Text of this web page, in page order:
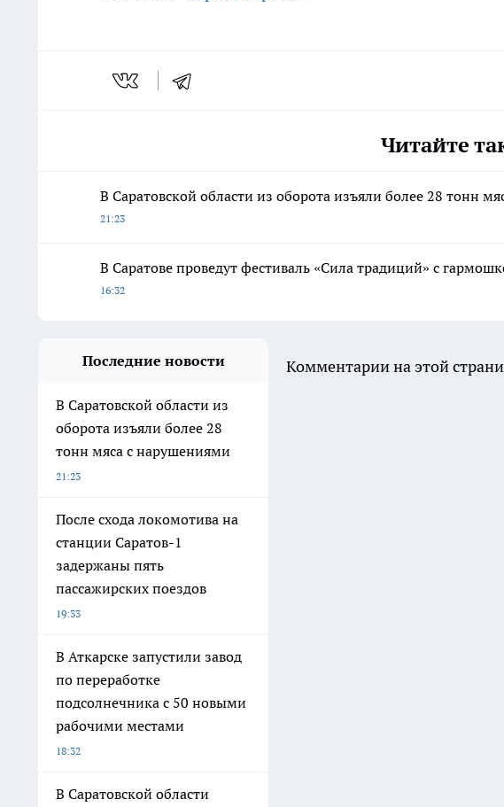
Читайте
В Саратовской области из оборота изъяли более 28 тонн
21:23
В Саратове проведут фестиваль «Сила традиций» с
16:32
Последние новости
В Саратовской области из
оборота изъяли более 28
тонн мяса с нарушениями
21:23
После схода локомотива на
станции Саратов-1
задержаны пять
пассажирских поездов
19:33
В Аткарске запустили завод
по переработке
подсолнечника с 50 новыми
рабочими местами
18:32
В Саратовской области
Комментарии на этой